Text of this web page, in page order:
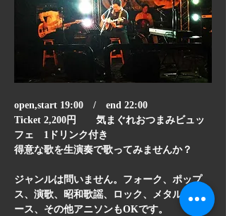
open,start 19:00　/　end 22:00
Ticket 2,200円　　気まぐれおつまみビュッ
フェ　1ドリンク付き
得意な歌を生演奏で歌ってみませんか？
ジャンルは問いません。フォーク、ポップ
ス、演歌、昭和歌謡、ロック、メタル、ブル
ース、その他アニソンもOKです。